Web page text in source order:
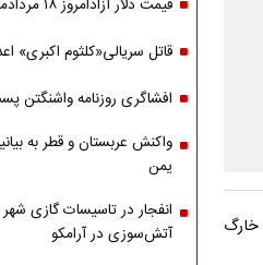
خارگ
قیمت دلار آزادامروز ۱۸ مردادماه ۱۴۰۵
قاتل سریالی«کلثوم اکبری»
افشاگری روزنامه واشنگتن
واکنش عربستان و قطر به
یمن
انفجار در تاسیسات گازی
آتش‌سوزی در آرامکو